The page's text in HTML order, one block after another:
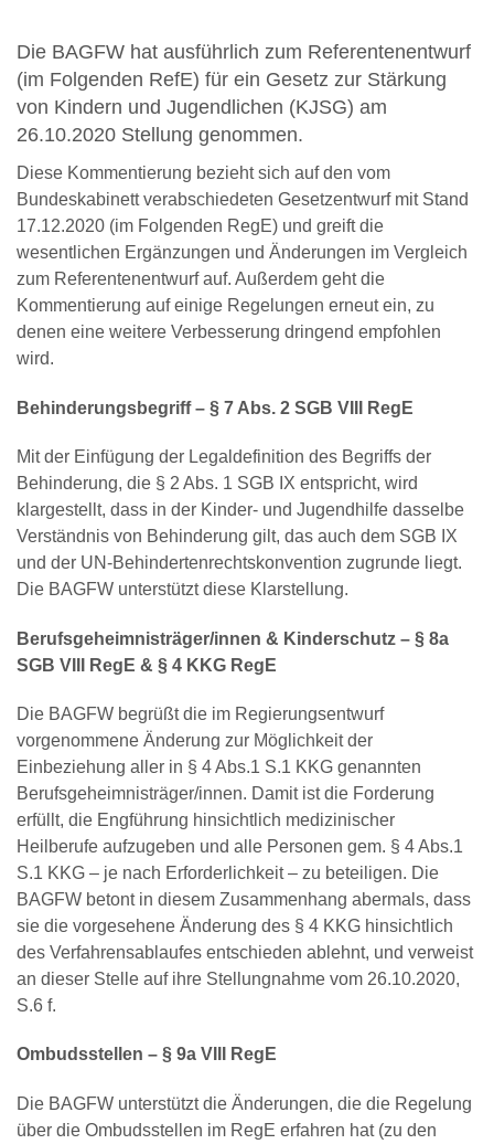
Die BAGFW hat ausführlich zum Referentenentwurf
(im Folgenden RefE) für ein Gesetz zur Stärkung
von Kindern und Jugendlichen (KJSG) am
26.10.2020 Stellung genommen.
Diese Kommentierung bezieht sich auf den vom
Bundeskabinett verabschiedeten Gesetzentwurf mit Stand
17.12.2020 (im Folgenden RegE) und greift die
wesentlichen Ergänzungen und Änderungen im Vergleich
zum Referentenentwurf auf. Außerdem geht die
Kommentierung auf einige Regelungen erneut ein, zu
denen eine weitere Verbesserung dringend empfohlen
wird.
Behinderungsbegriff – § 7 Abs. 2 SGB VIII RegE
Mit der Einfügung der Legaldefinition des Begriffs der
Behinderung, die § 2 Abs. 1 SGB IX entspricht, wird
klargestellt, dass in der Kinder- und Jugendhilfe dasselbe
Verständnis von Behinderung gilt, das auch dem SGB IX
und der UN-Behindertenrechtskonvention zugrunde liegt.
Die BAGFW unterstützt diese Klarstellung.
Berufsgeheimnisträger/innen & Kinderschutz – § 8a
SGB VIII RegE & § 4 KKG RegE
Die BAGFW begrüßt die im Regierungsentwurf
vorgenommene Änderung zur Möglichkeit der
Einbeziehung aller in § 4 Abs.1 S.1 KKG genannten
Berufsgeheimnisträger/innen. Damit ist die Forderung
erfüllt, die Engführung hinsichtlich medizinischer
Heilberufe aufzugeben und alle Personen gem. § 4 Abs.1
S.1 KKG – je nach Erforderlichkeit – zu beteiligen. Die
BAGFW betont in diesem Zusammenhang abermals, dass
sie die vorgesehene Änderung des § 4 KKG hinsichtlich
des Verfahrensablaufes entschieden ablehnt, und verweist
an dieser Stelle auf ihre Stellungnahme vom 26.10.2020,
S.6 f.
Ombudsstellen – § 9a VIII RegE
Die BAGFW unterstützt die Änderungen, die die Regelung
über die Ombudsstellen im RegE erfahren hat (zu den